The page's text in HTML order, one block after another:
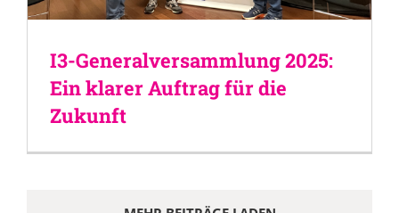
I3-Generalversammlung 2025:
Ein klarer Auftrag für die
Zukunft